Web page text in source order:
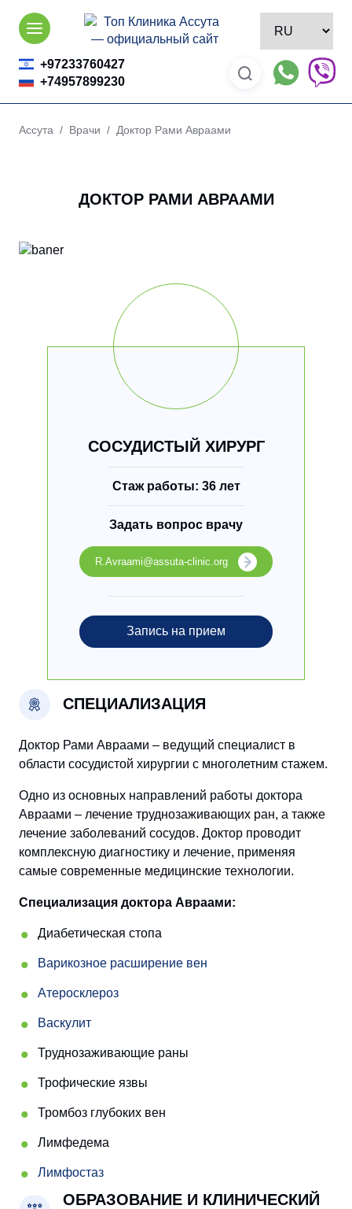
Skip
content
+97233760427
+74957899230
Ассута / Врачи / Доктор Рами Авраами
ДОКТОР РАМИ АВРААМИ
СПЕЦИАЛИЗАЦИЯ
Доктор Рами Авраами – ведущий специалист в
области сосудистой хирургии с многолетним стажем.
Одно из основных направлений работы доктора
Авраами – лечение труднозаживающих ран, а также
лечение заболеваний сосудов. Доктор проводит
комплексную диагностику и лечение, применяя
самые современные медицинские технологии.
Специализация доктора Авраами:
Диабетическая стопа
Варикозное расширение вен
Атеросклероз
Васкулит
Труднозаживающие раны
Трофические язвы
Тромбоз глубоких вен
Лимфедема
Лимфостаз
ОБРАЗОВАНИЕ И КЛИНИЧЕСКИЙ
СОСУДИСТЫЙ ХИРУРГ
Стаж работы: 36 лет
Задать вопрос врачу
R.Avraami@assuta-clinic.org
Запись на прием